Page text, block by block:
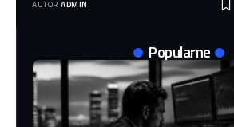
AUTOR ADMIN
Popularne